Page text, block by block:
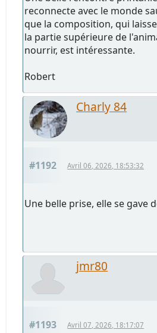
reconnecte avec le monde
que la composition, qui
la partie supérieure de
nourrir, est intéressante.
Robert
Charly 84
#1192 Avril 06, 2026, 18:53:32
Une belle prise, elle se
jmr80
#1193 Avril 07, 2026, 18:17:07